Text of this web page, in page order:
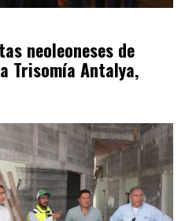
neoleoneses de
Trisomía Antalya,